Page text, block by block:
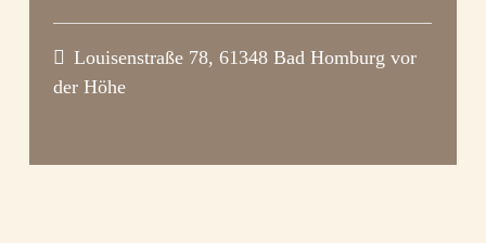
Louisenstraße 78, 61348 Bad Homburg vor
der Höhe